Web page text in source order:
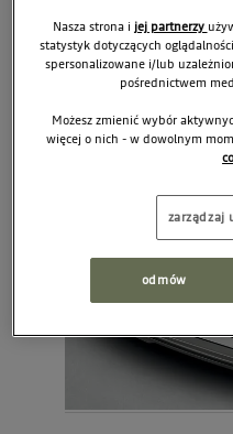
7717300012
Nasza strona i jej partnerzy
statystyk dotyczących
spersonalizowane i/lub
pośrednictwem
Możesz zmienić wybór
więcej o nich - w dowolnym
zarządzaj
odmów